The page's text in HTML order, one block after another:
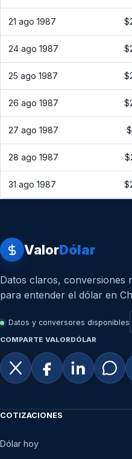
21 ago 1987
24 ago 1987
25 ago 1987
26 ago 1987
27 ago 1987
28 ago 1987
31 ago 1987
ValorDólar
Datos claros, conversiones
para entender el dólar en
Datos y conversores disponibles
COMPARTE VALORDÓLAR
COTIZACIONES
Dólar hoy